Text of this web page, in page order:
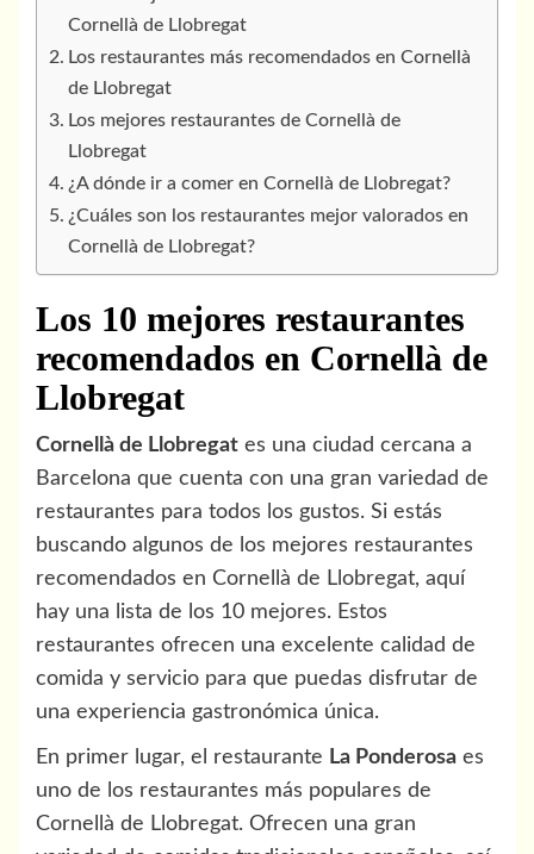
Cornellà de Llobregat
Los restaurantes más recomendados en Cornellà
de Llobregat
Los mejores restaurantes de Cornellà de
Llobregat
¿A dónde ir a comer en Cornellà de Llobregat?
¿Cuáles son los restaurantes mejor valorados en
Cornellà de Llobregat?
Los 10 mejores restaurantes
recomendados en Cornellà de
Llobregat
Cornellà de Llobregat es una ciudad cercana a
Barcelona que cuenta con una gran variedad de
restaurantes para todos los gustos. Si estás
buscando algunos de los mejores restaurantes
recomendados en Cornellà de Llobregat, aquí
hay una lista de los 10 mejores. Estos
restaurantes ofrecen una excelente calidad de
comida y servicio para que puedas disfrutar de
una experiencia gastronómica única.
En primer lugar, el restaurante La Ponderosa es
uno de los restaurantes más populares de
Cornellà de Llobregat. Ofrecen una gran